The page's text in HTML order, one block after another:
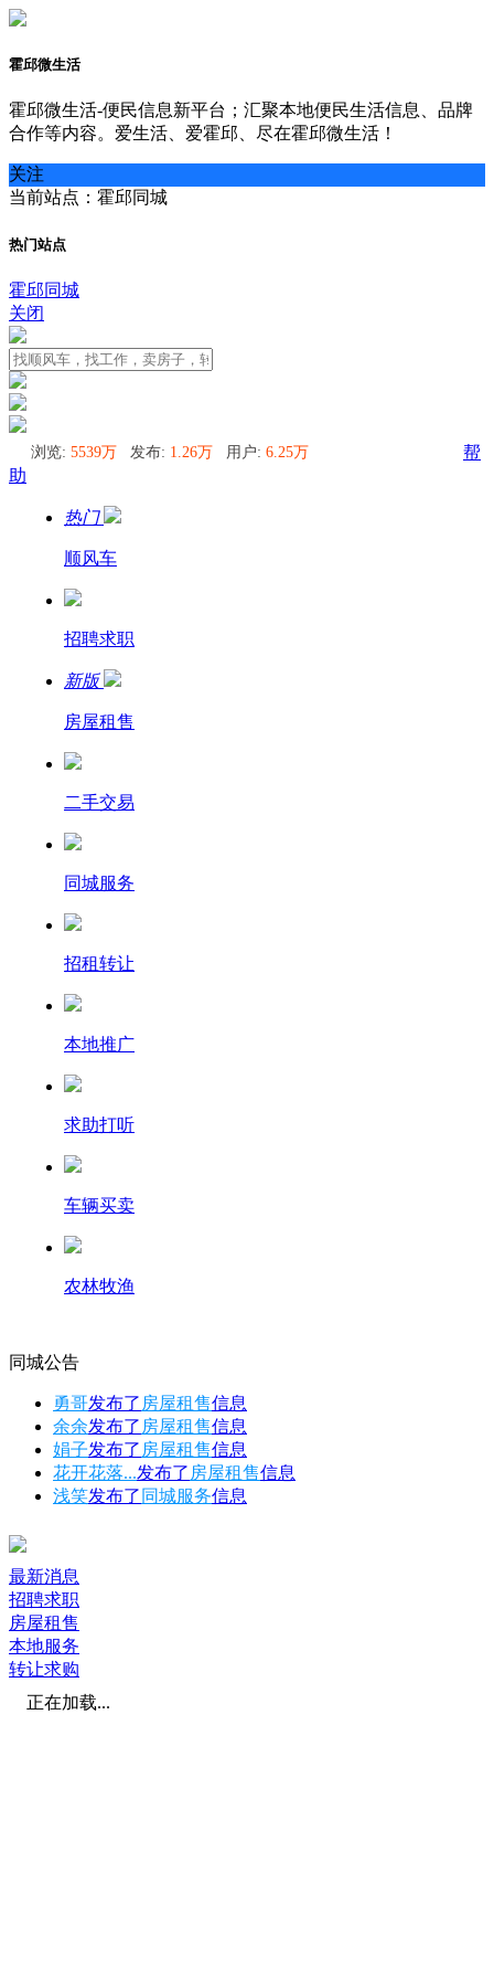
霍邱微生活
霍邱微生活-便民信息新平台；汇聚本地便民生活信息、品牌
合作等内容。爱生活、爱霍邱、尽在霍邱微生活！
关注
当前站点：霍邱同城
热门站点
霍邱同城
关闭
浏览: 5539万 发布: 1.26万 用户: 6.25万
帮
助
热门
顺风车
招聘求职
新版
房屋租售
二手交易
同城服务
招租转让
本地推广
求助打听
车辆买卖
农林牧渔
同城公告
勇哥发布了 房屋租售信息
余余发布了 房屋租售信息
娟子发布了 房屋租售信息
花开花落...发布了 房屋租售信息
浅笑发布了 同城服务信息
最新消息
招聘求职
房屋租售
本地服务
转让求购
正在加载...